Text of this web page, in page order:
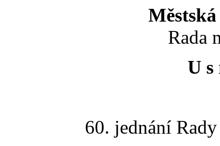
Rada
U s
60. jednání